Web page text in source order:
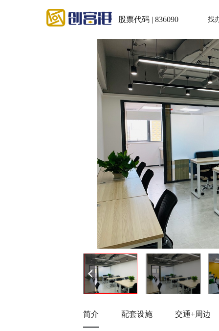
股票代码 | 836090 找
简介 配套设施 交通+周边